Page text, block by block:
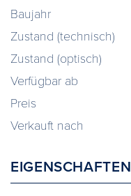
Baujahr
Zustand (technisch)
Zustand (optisch)
Verfügbar ab
Preis
Verkauft nach
EIGENSCHAFTEN